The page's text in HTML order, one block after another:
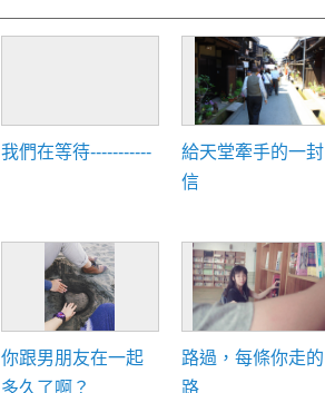
我們在等待-----------
給天堂牽手的一封
信
你跟男朋友在一起
多久了啊？
路過，每條你走的
路